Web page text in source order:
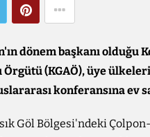
dönem başkanı olduğu
Örgütü (KGAÖ), üye
konferansına ev
Göl Bölgesi'ndeki